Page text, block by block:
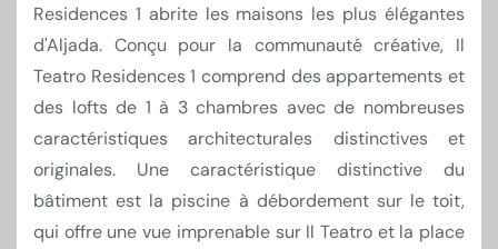
Residences 1 abrite les maisons les plus élégantes
d'Aljada. Conçu pour la communauté créative, Il
Teatro Residences 1 comprend des appartements et
des lofts de 1 à 3 chambres avec de nombreuses
caractéristiques architecturales distinctives et
originales. Une caractéristique distinctive du
bâtiment est la piscine à débordement sur le toit,
qui offre une vue imprenable sur Il Teatro et la place